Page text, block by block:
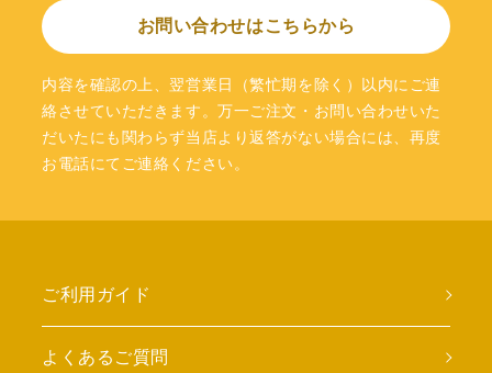
お問い合わせはこちらから
内容を確認の上、翌営業日（繁忙期を除く）以内にご連
絡させていただきます。万一ご注文・お問い合わせいた
だいたにも関わらず当店より返答がない場合には、再度
お電話にてご連絡ください。
ご利用ガイド
よくあるご質問